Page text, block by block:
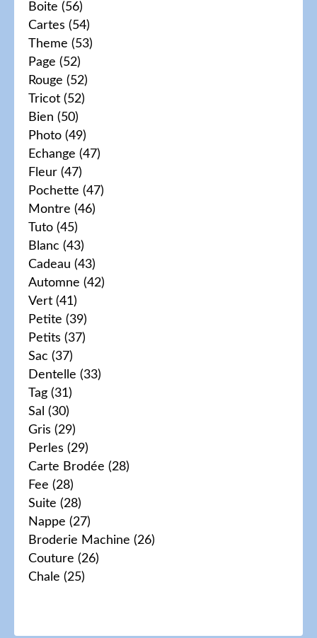
Boite (56)
Cartes (54)
Theme (53)
Page (52)
Rouge (52)
Tricot (52)
Bien (50)
Photo (49)
Echange (47)
Fleur (47)
Pochette (47)
Montre (46)
Tuto (45)
Blanc (43)
Cadeau (43)
Automne (42)
Vert (41)
Petite (39)
Petits (37)
Sac (37)
Dentelle (33)
Tag (31)
Sal (30)
Gris (29)
Perles (29)
Carte Brodée (28)
Fee (28)
Suite (28)
Nappe (27)
Broderie Machine (26)
Couture (26)
Chale (25)